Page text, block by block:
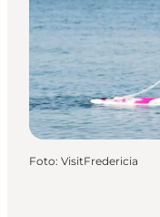
Overnatning
Planlæg din
Book guidet
Foto: VisitFredericia